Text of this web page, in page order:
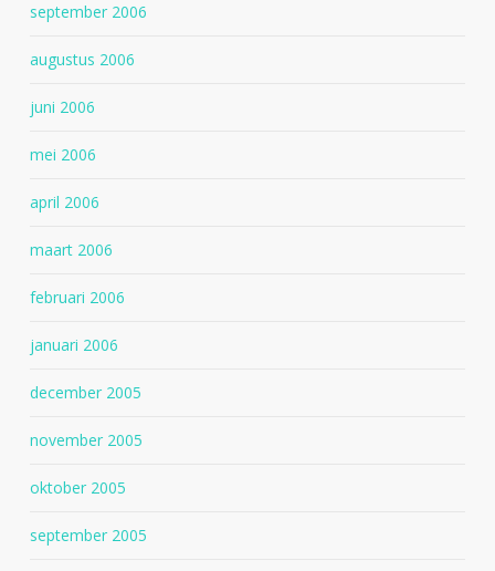
september 2006
augustus 2006
juni 2006
mei 2006
april 2006
maart 2006
februari 2006
januari 2006
december 2005
november 2005
oktober 2005
september 2005